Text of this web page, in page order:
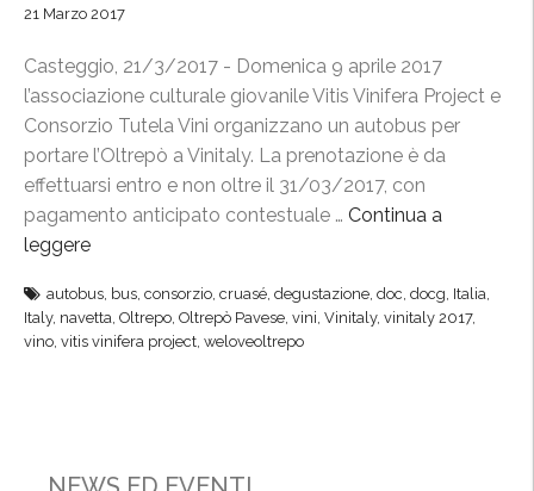
21 Marzo 2017
Casteggio, 21/3/2017 - Domenica 9 aprile 2017
l’associazione culturale giovanile Vitis Vinifera Project e
Consorzio Tutela Vini organizzano un autobus per
portare l’Oltrepò a Vinitaly. La prenotazione è da
effettuarsi entro e non oltre il 31/03/2017, con
pagamento anticipato contestuale … Continua a
leggere
l
t
P
autobus, bus, consorzio, cruasé, degustazione, doc, docg, Italia,
Italy, navetta, Oltrepo, Oltrepò Pavese, vini, Vinitaly, vinitaly 2017,
vino, vitis vinifera project, weloveoltrepo